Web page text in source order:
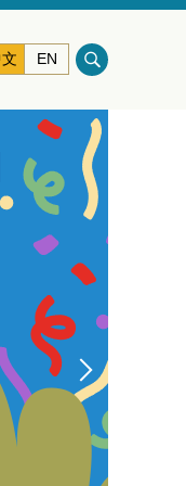
EN